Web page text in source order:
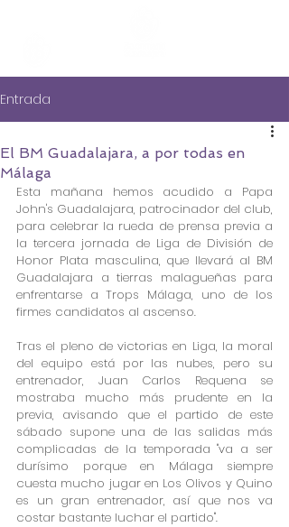
Entrada
El BM Guadalajara, a por todas en
Málaga
Esta mañana hemos acudido a Papa
John's Guadalajara, patrocinador del club,
para celebrar la rueda de prensa previa a
la tercera jornada de Liga de División de
Honor Plata masculina, que llevará al BM
Guadalajara a tierras malagueñas para
enfrentarse a Trops Málaga, uno de los
firmes candidatos al ascenso.
Tras el pleno de victorias en Liga, la moral
del equipo está por las nubes, pero su
entrenador, Juan Carlos Requena se
mostraba mucho más prudente en la
previa, avisando que el partido de este
sábado supone una de las salidas más
complicadas de la temporada "va a ser
durísimo porque en Málaga siempre
cuesta mucho jugar en Los Olivos y Quino
es un gran entrenador, así que nos va
costar bastante luchar el partido".